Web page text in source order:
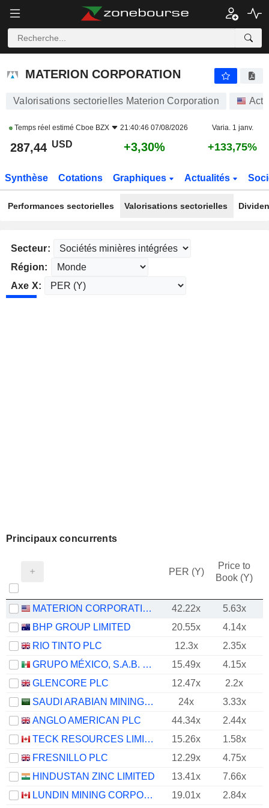
MATERION CORPORATION
MATERION CORPORATION
Valorisations sectorielles Materion Corporation
Temps réel estimé Cboe BZX 21:40:46 07/08/2026 Varia. 1 janv.
287,44 USD +3,30% +133,75%
Synthèse Cotations Graphiques Actualités
Performances sectorielles Valorisations sectorielles
Secteur:
Région:
Axe X:
Principaux concurrents
PER (Y)
Price to
Book (Y)
MATERION CORPORATION 42.22x
5.63x
BHP GROUP LIMITED
20.55x
4.14x
RIO TINTO PLC
12.3x
2.35x
GRUPO MÉXICO, S.A.B. DE C.V.
15.49x
4.15x
GLENCORE PLC
12.47x
2.2x
SAUDI ARABIAN MINING COMPANY (MAADEN)
24x
3.33x
ANGLO AMERICAN PLC
44.34x
2.44x
TECK RESOURCES LIMITED
15.26x
1.58x
FRESNILLO PLC
12.29x
4.75x
HINDUSTAN ZINC LIMITED
13.41x
7.66x
LUNDIN MINING CORPORATION
19.01x
2.84x